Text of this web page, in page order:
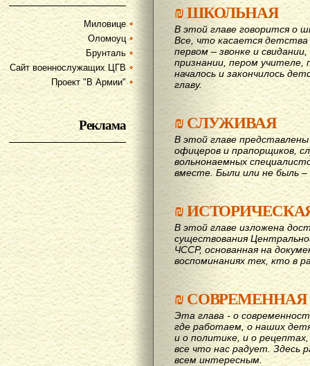
Миловице
Оломоуц
Брунталь
Сайт военнослужащих ЦГВ
Проект "В Армии"
Реклама
₪ШКОЛЬНАЯ
В этой главе говорится о
Все, что касается
первом – звонке и
признании, пером учителе,
началось и закончилось
главу.
₪СЛУЖИВАЯ
В этой главе
офицеров и прапорщиков,
вольнонаемных
вместе. Были или не быль –
₪
В этой главе изложена
существования
ЧССР, основанная на
воспоминаниях тех, кто в
₪СОВРЕМЕННАЯ
Эта глава - о
где работаем, о наших
и о политике, и о
все что нас радует. Здесь
всем интересным.